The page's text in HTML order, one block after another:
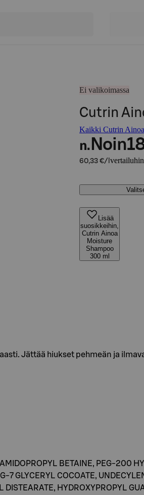
Ei valikoimassa
Cutrin
Kaikki Cutrin
n. Noin
60,33 €/l
Lisää
suosikkeihin,
Cutrin Ainoa
Moisture
Shampoo
300 ml
Jättää hiukset pehmeän ja
BETAINE, PEG-200
7 GLYCERYL COCOATE,
HYDROXYPROPYL